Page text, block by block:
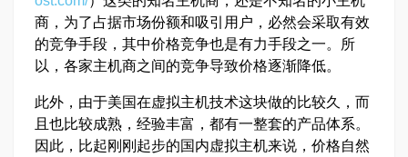
商，为了占据市场份额和吸引用户，必然会采取有效
的竞争手段，其中价格竞争也是有力手段之一。所
以，各家主机商之间的竞争导致价格逐渐降低。
此外，由于美国在虚拟主机技术这块做的比较久，而
且也比较成熟，经验丰富，都有一整套的产品体系。
因此，比起刚刚起步的国内虚拟主机来说，价格自然